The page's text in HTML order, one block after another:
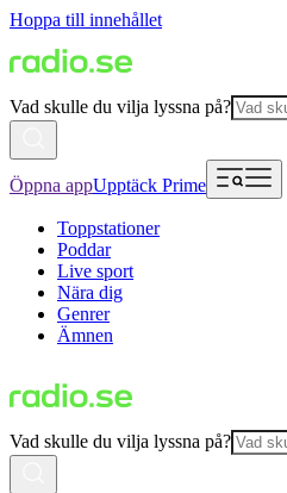
Hoppa till innehållet
Vad skulle du vilja lyssna på?
Öppna appUpptäck Prime
Toppstationer
Poddar
Live sport
Nära dig
Genrer
Ämnen
Vad skulle du vilja lyssna på?